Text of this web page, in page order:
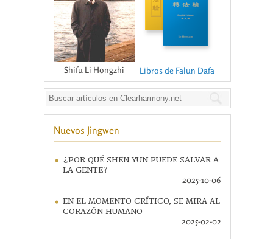
Shifu Li Hongzhi Libros de Falun Dafa
Nuevos Jingwen
¿POR QUÉ SHEN YUN PUEDE SALVAR A
LA GENTE?
2025-10-06
EN EL MOMENTO CRÍTICO, SE MIRA AL
CORAZÓN HUMANO
2025-02-02